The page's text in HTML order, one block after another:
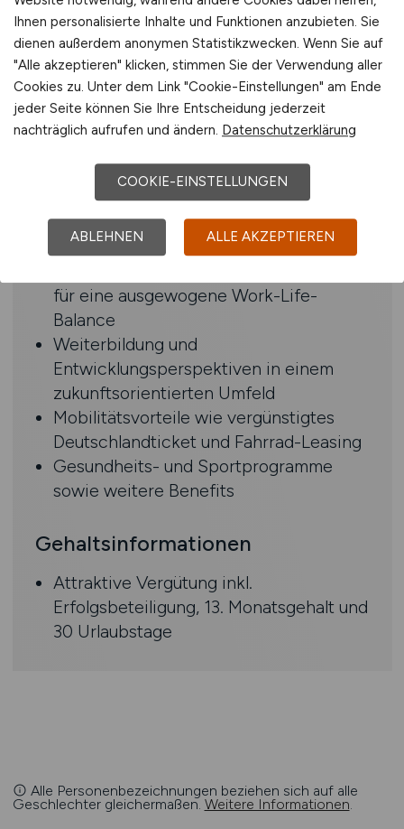
Kenntnisse in
Wirtschaftlichkeitsanalysen,
Rechnungswesen und
Konzernberichtswesen
SAP-Projekterfahrung, idealerweise
in SAP S/4HANA Utilities
Projektmanagement
Benefits
für eine ausgewogene Work-Life-
Balance
Weiterbildung und
Entwicklungsperspektiven in einem
zukunftsorientierten Umfeld
Mobilitätsvorteile wie vergünstigtes
Deutschlandticket und Fahrrad-Leasing
Gesundheits- und Sportprogramme
sowie weitere Benefits
Gehaltsinformationen
Attraktive Vergütung inkl.
Erfolgsbeteiligung, 13. Monatsgehalt und
30 Urlaubstage
Alle Personenbezeichnungen beziehen sich auf alle
Geschlechter gleichermaßen. Weitere Informationen.
Ihnen personalisierte Inhalte und Funktionen anzubieten. Sie
dienen außerdem anonymen Statistikzwecken. Wenn Sie auf
"Alle akzeptieren" klicken, stimmen Sie der Verwendung aller
Cookies zu. Unter dem Link "Cookie-Einstellungen" am Ende
jeder Seite können Sie Ihre Entscheidung jederzeit
nachträglich aufrufen und ändern. Datenschutzerklärung
COOKIE-EINSTELLUNGEN
ABLEHNEN ALLE AKZEPTIEREN